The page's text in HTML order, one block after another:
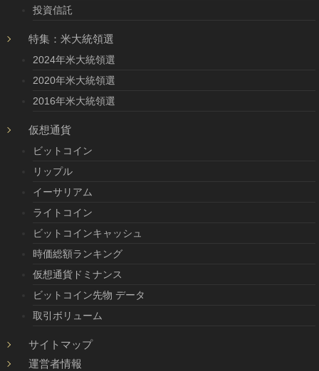
投資信託
特集：米大統領選
2024年米大統領選
2020年米大統領選
2016年米大統領選
仮想通貨
ビットコイン
リップル
イーサリアム
ライトコイン
ビットコインキャッシュ
時価総額ランキング
仮想通貨ドミナンス
ビットコイン先物 データ
取引ボリューム
サイトマップ
運営者情報